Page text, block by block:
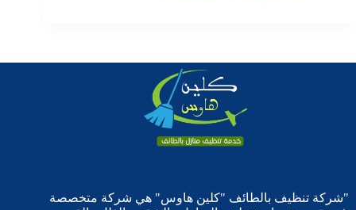
"شركة تنظيف بالطائف "كلين هاوس" هي شركة متخصصة